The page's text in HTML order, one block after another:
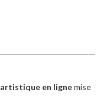
en lignemise